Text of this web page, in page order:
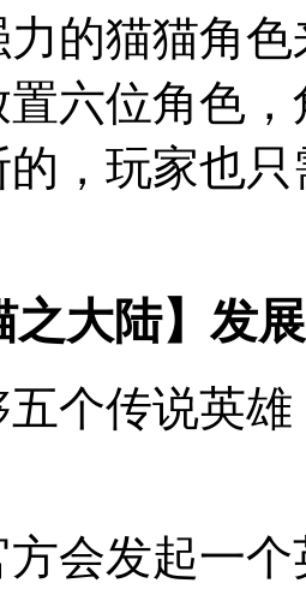
的猫猫角
六位角色
，玩家也
之大陆】发
个传说英
会发起一